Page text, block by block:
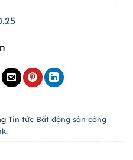
Tin tức Bất động sản công
.